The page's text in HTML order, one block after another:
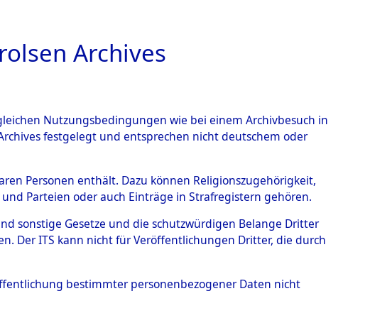
BILD
→0003 (84603419)
Archives
Nutzungsbedingungen wie bei einem Archivbesuch in
festgelegt und entsprechen nicht deutschem oder
Personen enthält. Dazu können Religionszugehörigkeit,
Parteien oder auch Einträge in Strafregistern gehören.
sonstige Gesetze und die schutzwürdigen Belange Dritter
Der ITS kann nicht für Veröffentlichungen Dritter, die durch
bestimmter personenbezogener Daten nicht